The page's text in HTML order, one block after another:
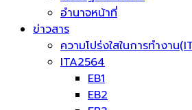
อำนาจหน้าที่
ข่าวสาร
ความโปร่งใสในการทำงาน
ITA2564
EB1
EB2